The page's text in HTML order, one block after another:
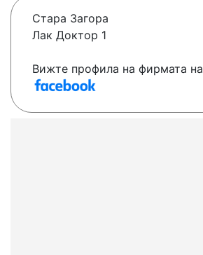
Стара Загора
Лак Доктор 1
Вижте профила на фирмата на